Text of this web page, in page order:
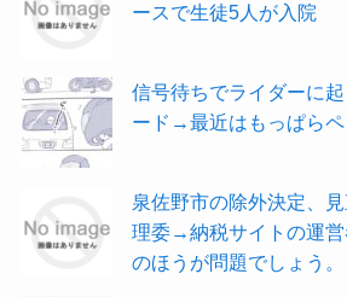
ースで生徒5人が入院
信号待ちでライダーに
ード→最近はもっぱら
泉佐野市の除外決定、
理委→納税サイトの運
のほうが問題でしょう。